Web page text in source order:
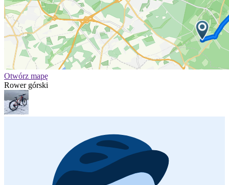
Otwórz mapę
Rower górski